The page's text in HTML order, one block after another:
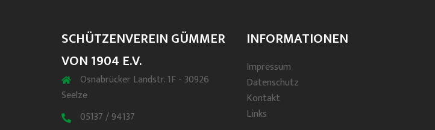
SCHÜTZENVEREIN GÜMMER
VON 1904 E.V.
Osnabrücker Landstr. 1F - 30926
Seelze
05137 / 94137
INFORMATIONEN
Impressum
Datenschutz
Kontakt
Links